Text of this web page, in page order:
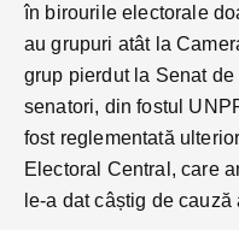
în birourile electorale
au grupuri atât la
grup pierdut la Senat
senatori, din fostul
fost reglementată
Electoral Central, care
le-a dat câștig de cauză